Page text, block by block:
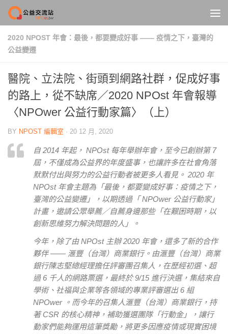
Skip to content
2020 NPOST 年會：最後，都要變成好事 —— 疫情之下，臺灣的
公益變遷
醫院、立法院、街頭到網路社群，促成好事
的路上，從不缺席／2020 NPOst 年會報導
〈NPOwer 公益行動家篇〉（上）
BY NPOST 編輯室 · 20 12 月, 2020
自 2014 年起， NPOst 每年舉辦年會，至今已創辦第 7
屆，不僅成為公益界的年度盛事，也讓許多在社會角落
默默付出與努力的公益行動者被更多人看見。 2020 年
NPOst 年會主題為「最後，都要變成好事：疫情之下，
臺灣的公益變遷」，以期透過「 NPOwer 公益行動家」
計畫，邀請公眾舉薦／自薦身邊那些「在艱困時期，以
創新思維努力解決問題的人」。
今年，除了由 NPOst 主辦 2020 年會，還多了新的合作
夥伴 —— 滙豐（台灣）商業銀行。由滙豐（台灣）商業
銀行陳志堅總經理擔任評審團召集人，在歷經初選、超
過 6 千人的網路票選，最終於 9/15 進行決選，集結來自
學術、社福與企業等各領域的專業評審選出 6 組
NPOwer 。而今年的召集人滙豐（台灣）商業銀行，持
著 CSR 的核心精神，補助獲選團隊「行動金」，讓行
動家們能夠運用這筆獎勵，將更多因應疫情或現實困境